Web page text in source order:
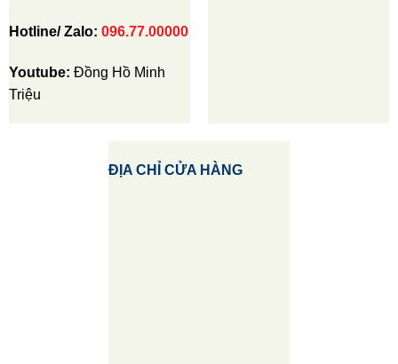
Hotline/ Zalo: 096.77.00000
Youtube: Đồng Hồ Minh
Triệu
ĐỊA CHỈ CỬA HÀNG